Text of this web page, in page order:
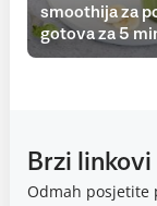
smoothija za
gotova za 5
Brzi linkovi
Odmah posjetite